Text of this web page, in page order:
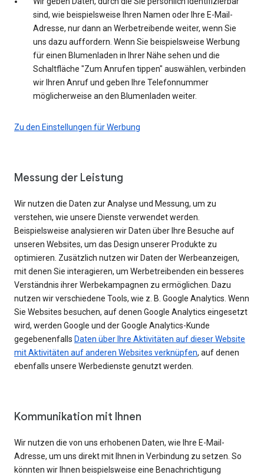
sind, wie beispielsweise Ihren Namen oder Ihre E-Mail-
Adresse, nur dann an Werbetreibende weiter, wenn Sie
uns dazu auffordern. Wenn Sie beispielsweise Werbung
für einen Blumenladen in Ihrer Nähe sehen und die
Schaltfläche "Zum Anrufen tippen" auswählen, verbinden
wir Ihren Anruf und geben Ihre Telefonnummer
möglicherweise an den Blumenladen weiter.
Zu den Einstellungen für Werbung
Messung der Leistung
Wir nutzen die Daten zur Analyse und Messung, um zu
verstehen, wie unsere Dienste verwendet werden.
Beispielsweise analysieren wir Daten über Ihre Besuche auf
unseren Websites, um das Design unserer Produkte zu
optimieren. Zusätzlich nutzen wir Daten der Werbeanzeigen,
mit denen Sie interagieren, um Werbetreibenden ein besseres
Verständnis ihrer Werbekampagnen zu ermöglichen. Dazu
nutzen wir verschiedene Tools, wie z. B. Google Analytics. Wenn
Sie Websites besuchen, auf denen Google Analytics eingesetzt
wird, werden Google und der Google Analytics-Kunde
gegebenenfalls Daten über Ihre Aktivitäten auf dieser Website
mit Aktivitäten auf anderen Websites verknüpfen, auf denen
ebenfalls unsere Werbedienste genutzt werden.
Kommunikation mit Ihnen
Wir nutzen die von uns erhobenen Daten, wie Ihre E-Mail-
Adresse, um uns direkt mit Ihnen in Verbindung zu setzen. So
könnten wir Ihnen beispielsweise eine Benachrichtigung